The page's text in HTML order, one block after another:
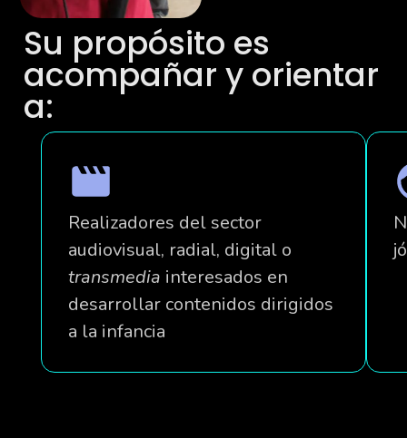
Su propósito es
acompañar y orientar
a:
Realizadores del sector
audiovisual, radial, digital o
transmedia interesados en
desarrollar contenidos dirigidos
a la infancia